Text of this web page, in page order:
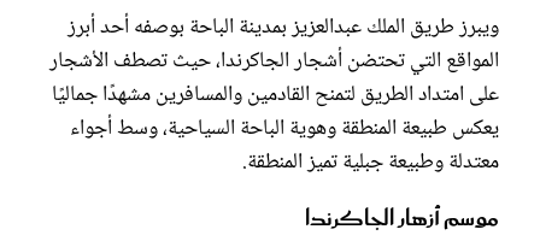
ويبرز طريق الملك عبدالعزيز بمدينة الباحة بوصفه أحد أبرز
المواقع التي تحتضن أشجار الجاكرندا، حيث تصطف الأشجار
على امتداد الطريق لتمنح القادمين والمسافرين مشهدًا جماليًا
يعكس طبيعة المنطقة وهوية الباحة السياحية، وسط أجواء
معتدلة وطبيعة جبلية تميز المنطقة.
موسم أزهار الجاكرندا
مجلة سيدتي
غلاف رقمي